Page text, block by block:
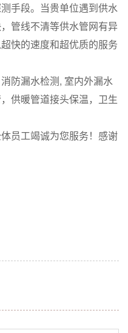
手段。当贵单位遇到供水
管线不清等供水管网有异
快的速度和超优质的服务
防漏水检测, 室内外漏水
供暖管道接头保温，卫生
员工竭诚为您服务！感谢